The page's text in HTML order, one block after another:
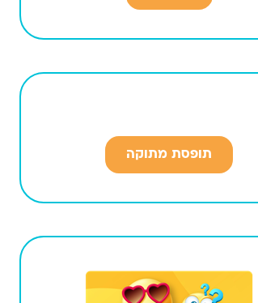
תופסת מתוקה